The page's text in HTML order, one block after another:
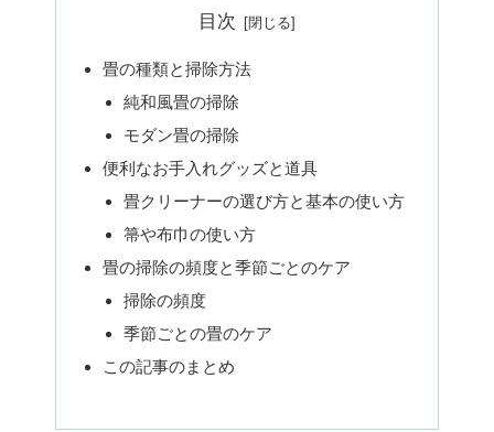
目次
畳の種類と掃除方法
純和風畳の掃除
モダン畳の掃除
便利なお手入れグッズと道具
畳クリーナーの選び方と基本の使い方
箒や布巾の使い方
畳の掃除の頻度と季節ごとのケア
掃除の頻度
季節ごとの畳のケア
この記事のまとめ